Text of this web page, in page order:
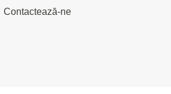
Contactează-ne